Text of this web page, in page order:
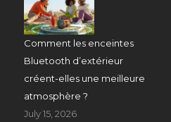
Comment les enceintes
Bluetooth d’extérieur
créent-elles une meilleure
atmosphère ?
July 15, 2026